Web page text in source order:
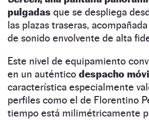
pulgadas que se despliega
las plazas traseras,
de sonido envolvente de alta
Este nivel de equipamiento
en un auténtico despacho
característica especialmente
perfiles como el de Florentino
tiempo está milimétricamente